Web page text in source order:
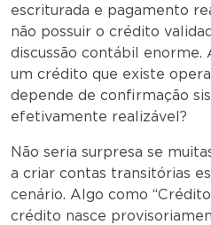
escriturada e pagamento
não possuir o crédito
discussão contábil
um crédito que existe
depende de confirmação
efetivamente realizável?
Não seria surpresa se
a criar contas transitórias
cenário. Algo como
crédito nasce